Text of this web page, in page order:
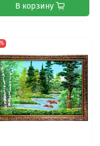
В корзину